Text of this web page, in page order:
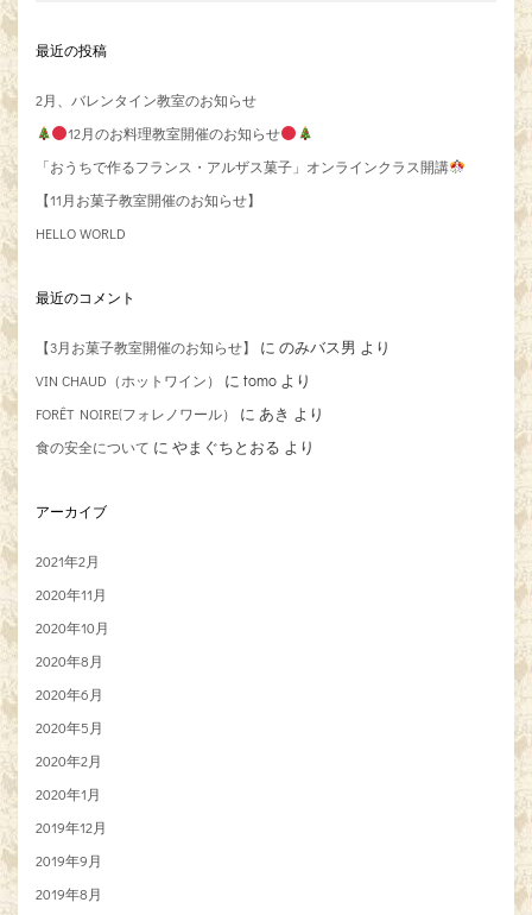
最近の投稿
2月、バレンタイン教室のお知らせ
12月のお料理教室開催のお知らせ
「おうちで作るフランス・アルザス菓子」オンラインクラス開講
【11月お菓子教室開催のお知らせ】
HELLO WORLD
最近のコメント
【3月お菓子教室開催のお知らせ】 に のみバス男 より
VIN CHAUD（ホットワイン） に tomo より
FORÊT NOIRE(フォレノワール） に あき より
食の安全について に やまぐちとおる より
アーカイブ
2021年2月
2020年11月
2020年10月
2020年8月
2020年6月
2020年5月
2020年2月
2020年1月
2019年12月
2019年9月
2019年8月